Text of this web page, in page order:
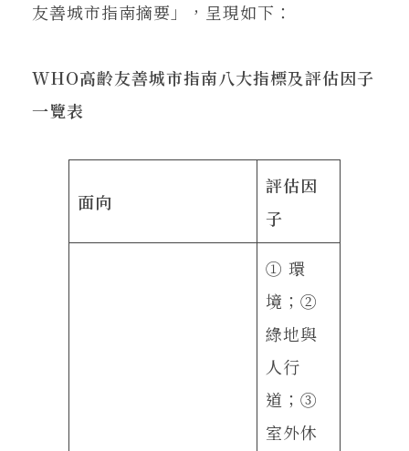
友善城市指南摘要」，呈現如下：
WHO高齡友善城市指南八大指標及評估因子
一覽表
面向
評估因
子
① 環
境；②
綠地與
人行
道；③
室外休